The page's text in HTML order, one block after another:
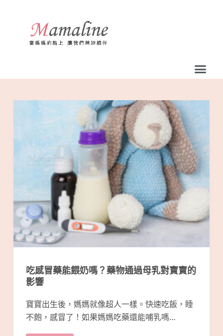
容
吃感冒藥能餵奶嗎？藥物通過母乳對寶寶的
影響
寶寶出生後，媽媽就像超人一樣。快速吃飯，睡
不飽，感冒了！如果媽媽吃藥還能哺乳嗎…